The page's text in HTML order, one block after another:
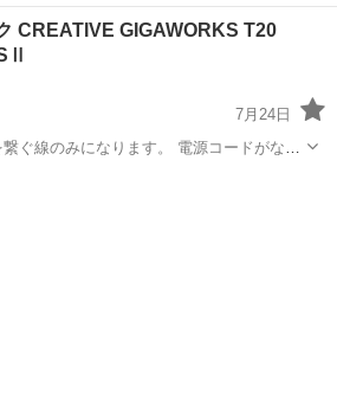
‼️ いいねしてる方いましたらよろしくお願
港駅 オーディオ レコード
CREATIVE GIGAWORKS T20
7月24日
になります。 電源コードがない